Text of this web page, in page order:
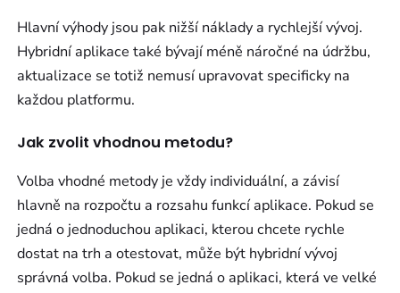
Hlavní výhody jsou pak nižší náklady a rychlejší vývoj.
Hybridní aplikace také bývají méně náročné na údržbu,
aktualizace se totiž nemusí upravovat specificky na
každou platformu.
Jak zvolit vhodnou metodu?
Volba vhodné metody je vždy individuální, a závisí
hlavně na rozpočtu a rozsahu funkcí aplikace. Pokud se
jedná o jednoduchou aplikaci, kterou chcete rychle
dostat na trh a otestovat, může být hybridní vývoj
správná volba. Pokud se jedná o aplikaci, která ve velké